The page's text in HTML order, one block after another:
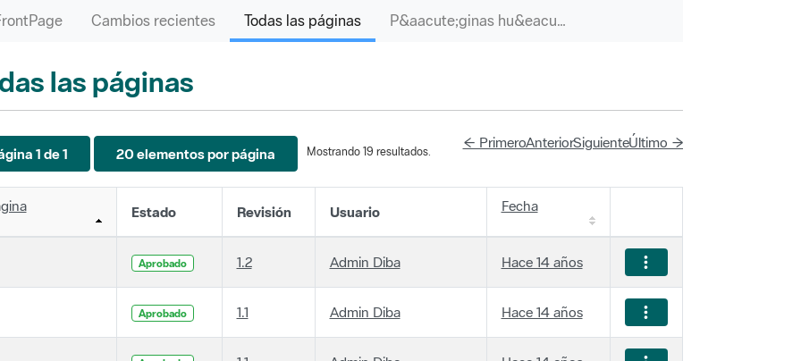
1 de 1 20 elementos por página
Estado Revisión Usuario Fecha
1.2 Admin Diba Hace 14 años
Aprobado 1.1 Admin Diba Hace 14 años
1.1 Admin Diba Hace 14 años